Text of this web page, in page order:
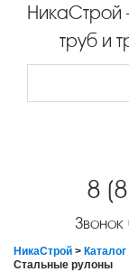
НикаСтрой
труб и
8
Звонок
НикаСтрой >
Стальные рулоны